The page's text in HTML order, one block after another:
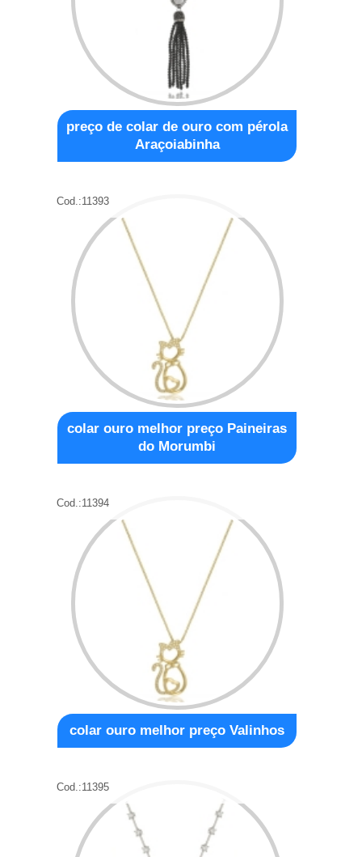
preço de colar de ouro com pérola
Araçoiabinha
Cod.:11393
colar ouro melhor preço Paineiras
do Morumbi
Cod.:11394
colar ouro melhor preço Valinhos
Cod.:11395